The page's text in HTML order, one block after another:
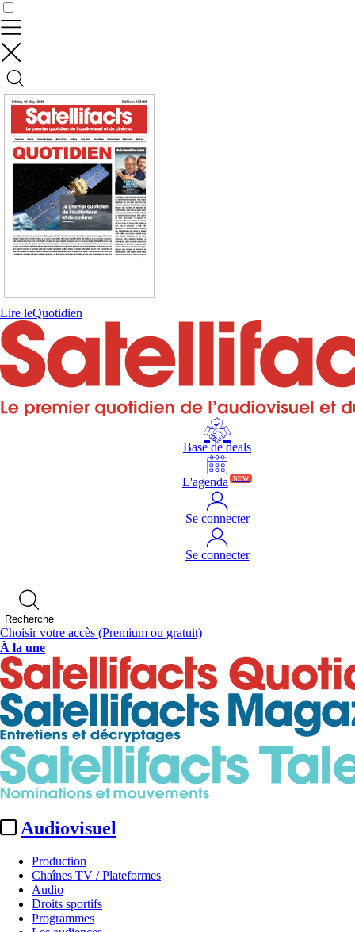
Lire leQuotidien
Base de deals
L'agenda NEW
Se connecter
Se connecter
Recherche
Choisir votre accès (Premium ou gratuit)
À la une
Audiovisuel
Production
Chaînes TV / Plateformes
Audio
Droits sportifs
Programmes
Contrôler vos données